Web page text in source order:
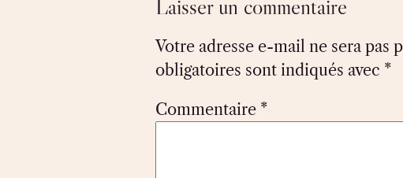
Laisser un commentaire
Votre adresse e-mail ne sera pas
obligatoires sont indiqués avec *
Commentaire *